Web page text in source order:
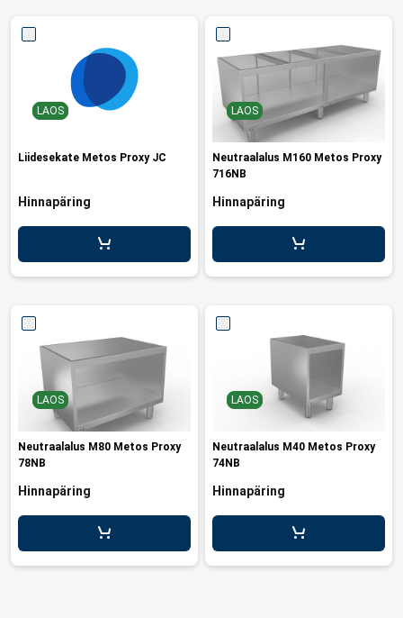
LAOS
Liidesekate Metos Proxy JC
Hinnapäring
LAOS
Neutraalalus M160 Metos Proxy
716NB
Hinnapäring
LAOS
Neutraalalus M80 Metos Proxy
78NB
Hinnapäring
LAOS
Neutraalalus M40 Metos Proxy
74NB
Hinnapäring